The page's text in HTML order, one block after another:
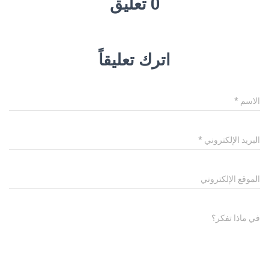
اترك تعليقاً
الاسم *
البريد الإلكتروني *
الموقع الإلكتروني
في ماذا تفكر؟